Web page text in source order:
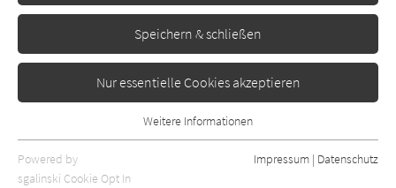
Speichern & schließen
Nur essentielle Cookies akzeptieren
Essentielle Cookies werden für grundlegende Funktionen der
Webseite benötigt. Dadurch ist gewährleistet, dass die Webseite
Weitere Informationen
Powered by
sgalinski Cookie Opt In
Impressum | Datenschutz